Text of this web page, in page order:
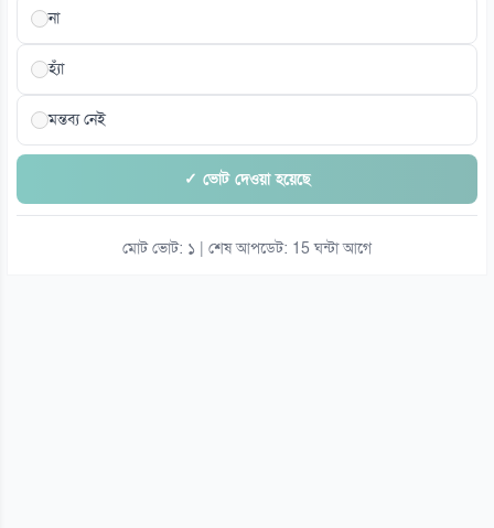
না
হ্যাঁ
মন্তব্য নেই
✓ ভোট দেওয়া হয়েছে
মোট ভোট: ১ | শেষ আপডেট: 15 ঘন্টা আগে